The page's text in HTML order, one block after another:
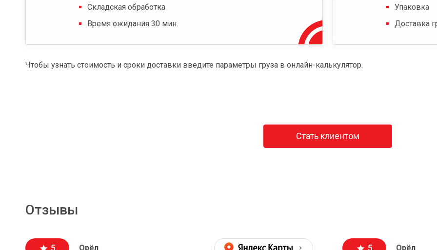
Складская обработка
Время ожидания 30 мин.
Упаковка
Доставка
Чтобы узнать стоимость и сроки доставки введите параметры груза в онлайн-калькулятор.
Стать клиентом
Отзывы
5 Орёл 5 Орёл